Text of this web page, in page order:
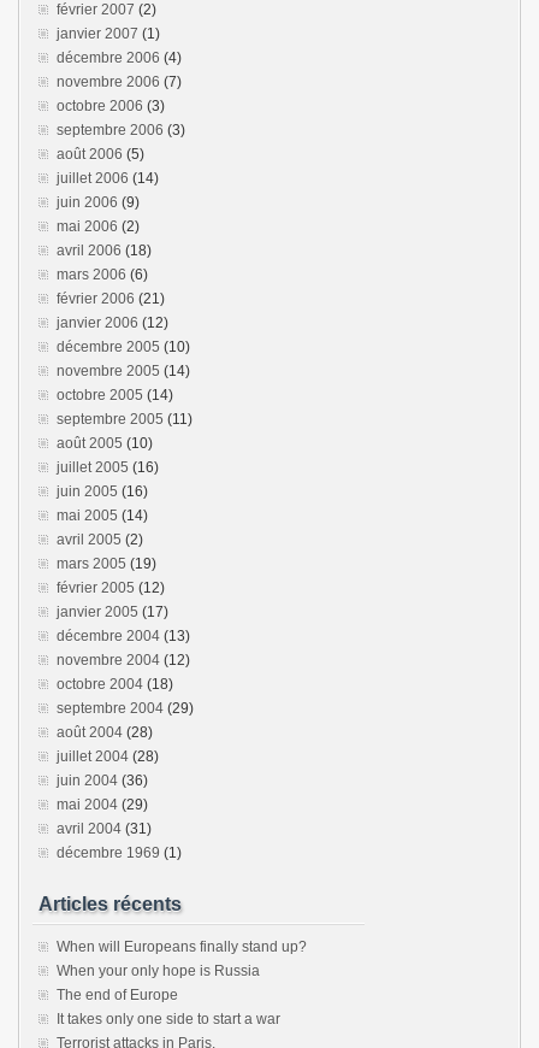
février 2007 (2)
janvier 2007 (1)
décembre 2006 (4)
novembre 2006 (7)
octobre 2006 (3)
septembre 2006 (3)
août 2006 (5)
juillet 2006 (14)
juin 2006 (9)
mai 2006 (2)
avril 2006 (18)
mars 2006 (6)
février 2006 (21)
janvier 2006 (12)
décembre 2005 (10)
novembre 2005 (14)
octobre 2005 (14)
septembre 2005 (11)
août 2005 (10)
juillet 2005 (16)
juin 2005 (16)
mai 2005 (14)
avril 2005 (2)
mars 2005 (19)
février 2005 (12)
janvier 2005 (17)
décembre 2004 (13)
novembre 2004 (12)
octobre 2004 (18)
septembre 2004 (29)
août 2004 (28)
juillet 2004 (28)
juin 2004 (36)
mai 2004 (29)
avril 2004 (31)
décembre 1969 (1)
Articles récents
When will Europeans finally stand up?
When your only hope is Russia
The end of Europe
It takes only one side to start a war
Terrorist attacks in Paris.